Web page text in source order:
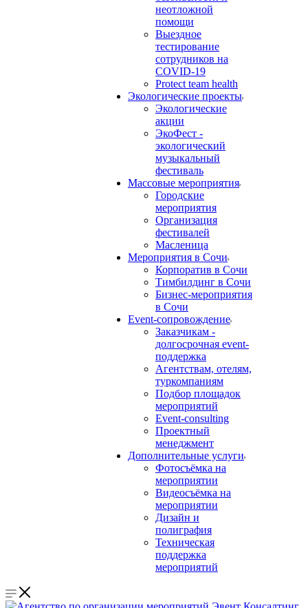
неотложной
помощи
Выездное
тестирование
сотрудников на
COVID-19
Protect team health
Экологические проекты
Экологические
акции
ЭкоФест -
экологический
музыкальный
фестиваль
Массовые мероприятия
Городские
мероприятия
Организация
фестивалей
Масленица
Мероприятия в Сочи
Корпоратив в Сочи
Тимбилдинг в Сочи
Бизнес-мероприятия
в Сочи
Event-сопровождение
Заказчикам -
долгосрочная event-
поддержка
Агентствам, отелям,
туркомпаниям
Подбор площадок
мероприятий
Event-consulting
Проектный
менеджмент
Дополнительные услуги
Фотосъёмка на
мероприятии
Видеосъёмка на
мероприятии
Дизайн и
полиграфия
Техническая
поддержка
мероприятий